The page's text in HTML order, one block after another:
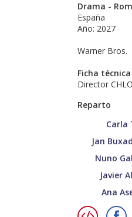
Drama -
España
Año: 2027
Warner Bros.
Ficha técnica
Director
Reparto
Carla
Jan
Nuno
Javier
Ana